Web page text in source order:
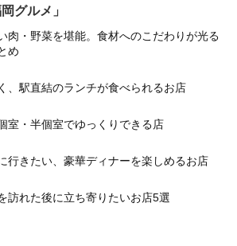
グルメ」
・野菜を堪能。食材へのこだわりが光る
め
、駅直結のランチが食べられるお店
室・半個室でゆっくりできる店
行きたい、豪華ディナーを楽しめるお店
訪れた後に立ち寄りたいお店5選